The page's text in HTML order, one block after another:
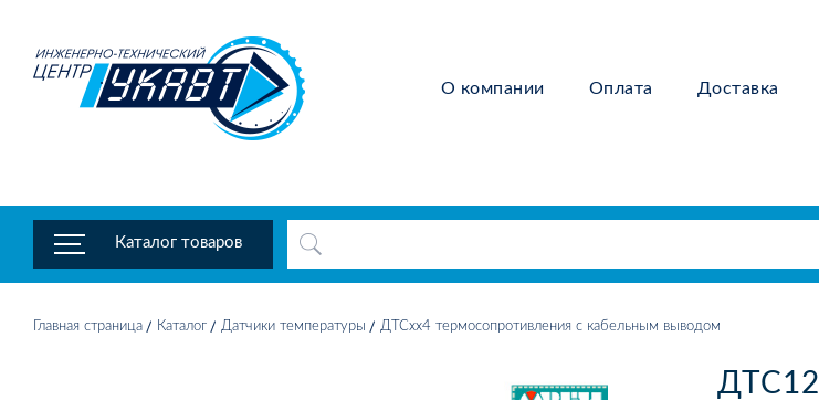
О компании Оплата Доставка
Каталог товаров
Главная страница Каталог Датчики температуры ДТСхх4 термосопротивления с кабельным выводом